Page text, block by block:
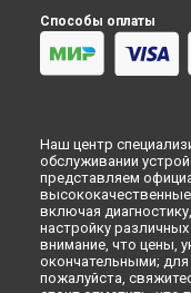
Замена платы
Hisense в
Томске
Замена платы
Замена платы
Hisense вСамаре
Замена платы
Hisense вОмске
Замена платы
Hisense в
Способы оплаты
Наш центр
обслуживании
представляем
высококачественные
включая
настройку
внимание, что цены,
окончательными; для
пожалуйста,